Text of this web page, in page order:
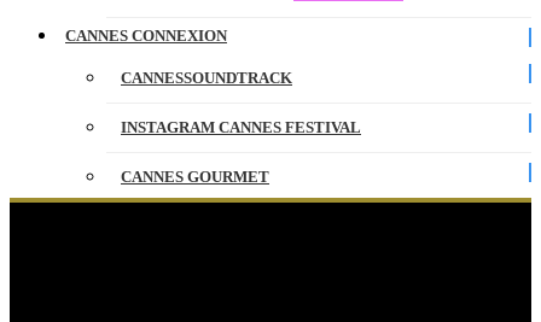
CANNES CONNEXION
CANNESSOUNDTRACK
INSTAGRAM CANNES FESTIVAL
CANNES GOURMET